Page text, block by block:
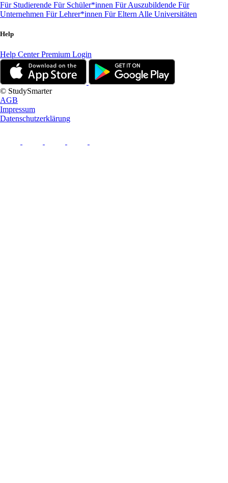
Für Studierende Für Schüler*innen Für Auszubildende Für
Unternehmen Für Lehrer*innen Für Eltern Alle Universitäten
Help
Help CenterPremium Login
© StudySmarter
AGB
Impressum
Datenschutzerklärung